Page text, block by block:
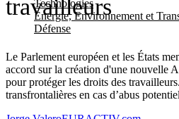
Technologies
Energie, Environnement et
Défense
travailleurs
Le Parlement européen et les États
accord sur la création d'une nouvelle
pour protéger les droits des
transfrontalières en cas d’abus